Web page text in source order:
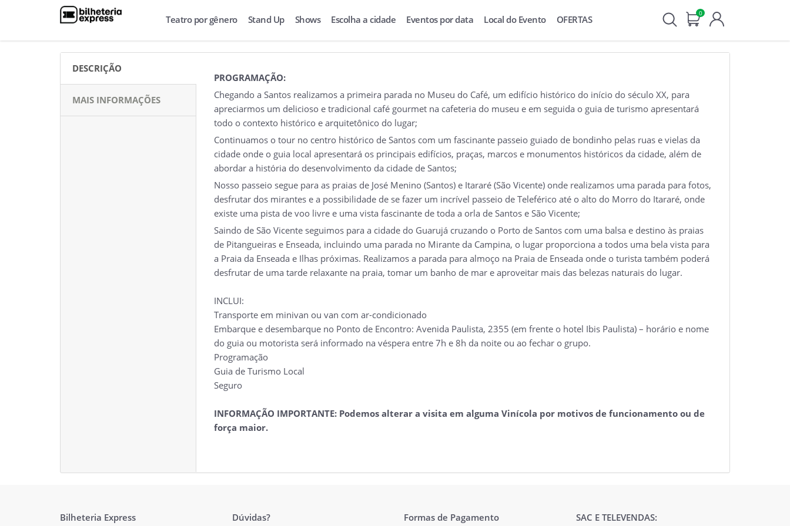
Teatro por gênero Stand Up Shows Escolha a cidade Eventos por data Local do Evento OFERTAS
0
DESCRIÇÃO
PROGRAMAÇÃO:
Chegando a Santos realizamos a primeira parada no Museu do Café, um edifício histórico do início do século XX, para
apreciarmos um delicioso e tradicional café gourmet na cafeteria do museu e em seguida o guia de turismo apresentará
todo o contexto histórico e arquitetônico do lugar;
Continuamos o tour no centro histórico de Santos com um fascinante passeio guiado de bondinho pelas ruas e vielas da
cidade onde o guia local apresentará os principais edifícios, praças, marcos e monumentos históricos da cidade, além de
abordar a história do desenvolvimento da cidade de Santos;
Nosso passeio segue para as praias de José Menino (Santos) e Itararé (São Vicente) onde realizamos uma parada para fotos,
desfrutar dos mirantes e a possibilidade de se fazer um incrível passeio de Teleférico até o alto do Morro do Itararé, onde
existe uma pista de voo livre e uma vista fascinante de toda a orla de Santos e São Vicente;
Saindo de São Vicente seguimos para a cidade do Guarujá cruzando o Porto de Santos com uma balsa e destino às praias
de Pitangueiras e Enseada, incluindo uma parada no Mirante da Campina, o lugar proporciona a todos uma bela vista para
a Praia da Enseada e Ilhas próximas. Realizamos a parada para almoço na Praia de Enseada onde o turista também poderá
desfrutar de uma tarde relaxante na praia, tomar um banho de mar e aproveitar mais das belezas naturais do lugar.
INCLUI:
Transporte em minivan ou van com ar-condicionado
Embarque e desembarque no Ponto de Encontro: Avenida Paulista, 2355 (em frente o hotel Ibis Paulista) – horário e nome
do guia ou motorista será informado na véspera entre 7h e 8h da noite ou ao fechar o grupo.
Programação
Guia de Turismo Local
Seguro
INFORMAÇÃO IMPORTANTE: Podemos alterar a visita em alguma Vinícola por motivos de funcionamento ou de
força maior.
MAIS INFORMAÇÕES
Bilheteria Express Dúvidas? Formas de Pagamento SAC E TELEVENDAS: